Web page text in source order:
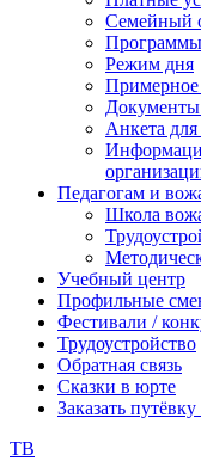
Семейный
Программы
Режим дня
Документы
Анкета
Педагогам и
Школа
Учебный центр
Профильные
Фестивали /
Трудоустройство
Обратная связь
Сказки в юрте
Заказать
ТВ